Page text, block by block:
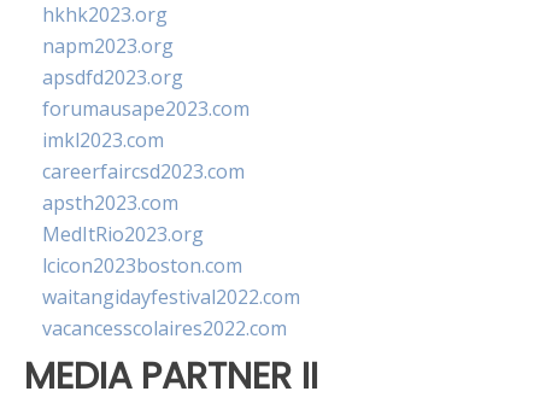
hkhk2023.org
napm2023.org
apsdfd2023.org
forumausape2023.com
imkl2023.com
careerfaircsd2023.com
apsth2023.com
MedItRio2023.org
lcicon2023boston.com
waitangidayfestival2022.com
vacancesscolaires2022.com
MEDIA PARTNER II